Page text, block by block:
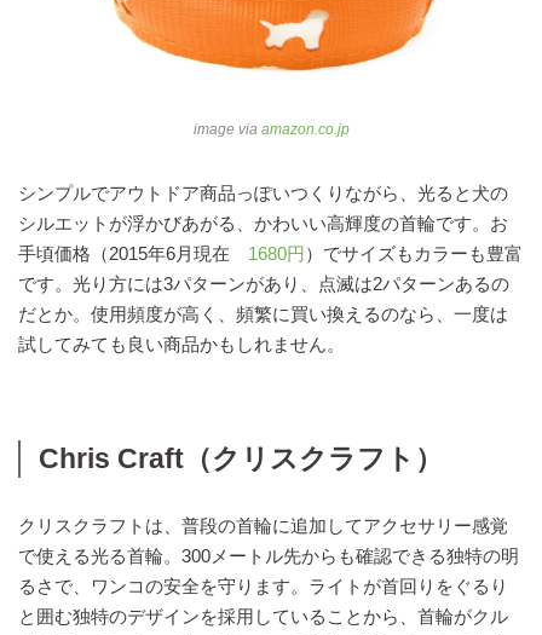
image via amazon.co.jp
シンプルでアウトドア商品っぽいつくりながら、光ると犬の
シルエットが浮かびあがる、かわいい高輝度の首輪です。お
手頃価格（2015年6月現在 1680円 ）でサイズもカラーも豊富
です。光り方には3パターンがあり、点滅は2パターンあるの
だとか。使用頻度が高く、頻繁に買い換えるのなら、一度は
試してみても良い商品かもしれません。
Chris Craft（クリスクラフト）
クリスクラフトは、普段の首輪に追加してアクセサリー感覚
で使える光る首輪。300メートル先からも確認できる独特の明
るさで、ワンコの安全を守ります。ライトが首回りをぐるり
と囲む独特のデザインを採用していることから、首輪がクル